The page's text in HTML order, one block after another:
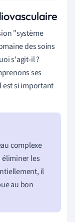
"système
des soins
s'agit-il ?
ses
est si important
complexe
éliminer les
il
au bon